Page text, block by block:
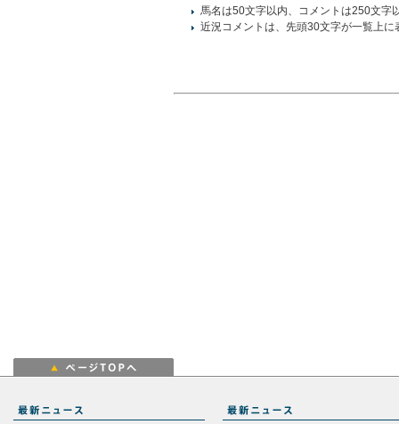
馬名は50文字以内、コメントは250文字
近況コメントは、先頭30文字が一覧上に